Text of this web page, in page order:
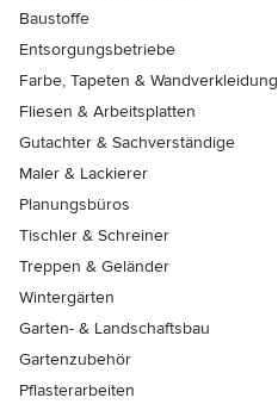
Baustoffe
Entsorgungsbetriebe
Farbe, Tapeten & Wandverkleidung
Fliesen & Arbeitsplatten
Gutachter & Sachverständige
Maler & Lackierer
Planungsbüros
Tischler & Schreiner
Treppen & Geländer
Wintergärten
Garten- & Landschaftsbau
Gartenzubehör
Pflasterarbeiten